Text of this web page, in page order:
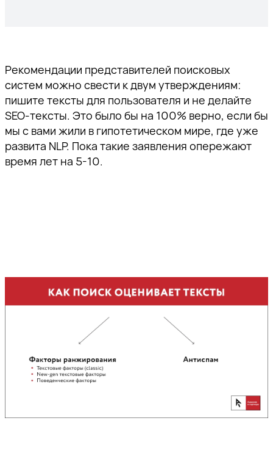
Рекомендации представителей поисковых
систем можно свести к двум утверждениям:
пишите тексты для пользователя и не делайте
SЕО-тексты. Это было бы на 100% верно, если бы
мы с вами жили в гипотетическом мире, где уже
развита NLP. Пока такие заявления опережают
время лет на 5-10.